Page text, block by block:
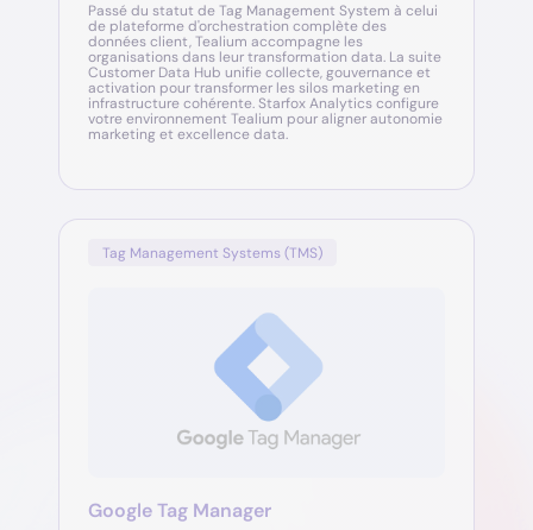
Passé du statut de Tag Management System à celui
de plateforme d'orchestration complète des
données client, Tealium accompagne les
organisations dans leur transformation data. La suite
Customer Data Hub unifie collecte, gouvernance et
activation pour transformer les silos marketing en
infrastructure cohérente. Starfox Analytics configure
votre environnement Tealium pour aligner autonomie
marketing et excellence data.
Tag Management Systems (TMS)
Google Tag Manager